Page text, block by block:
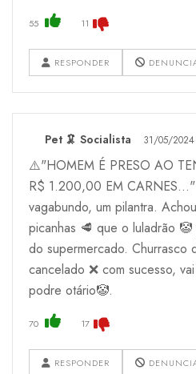
55 11
RESPONDER
Pet 🦑 Socialista 31/05/
⚠️"HOMEM É PRESO AO
R$ 1.200,00 EM
vagabundo, um pilantra.
picanhas 🥩 que o luladrão
do supermercado. Churrasco
cancelado ❌ com sucesso,
podre otário🤡.
70 17
RESPONDER